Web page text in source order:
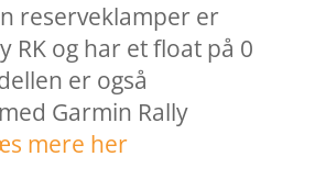
reserveklamper er
RK og har et float på 0
er også
Garmin Rally
mere her